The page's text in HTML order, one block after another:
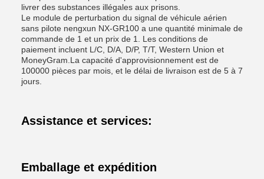
livrer des substances illégales aux prisons.
Le module de perturbation du signal de véhicule aérien
sans pilote nengxun NX-GR100 a une quantité minimale de
commande de 1 et un prix de 1. Les conditions de
paiement incluent L/C, D/A, D/P, T/T, Western Union et
MoneyGram.La capacité d'approvisionnement est de
100000 pièces par mois, et le délai de livraison est de 5 à 7
jours.
Assistance et services:
Emballage et expédition